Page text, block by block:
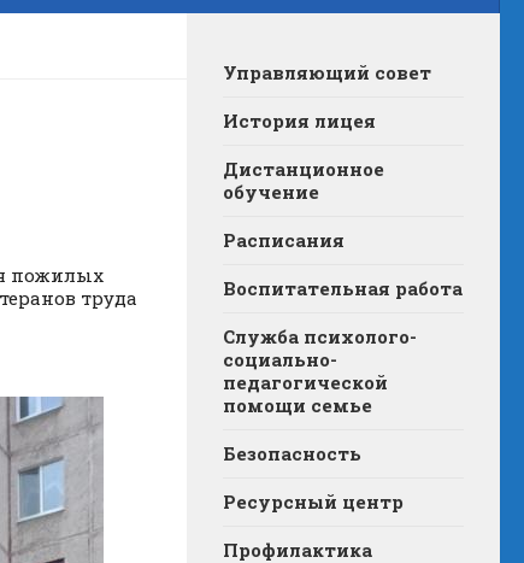
пожилых
труда
Управляющий совет
История лицея
Дистанционное
обучение
Расписания
Воспитательная работа
Служба психолого-
социально-
педагогической
помощи семье
Безопасность
Ресурсный центр
Профилактика